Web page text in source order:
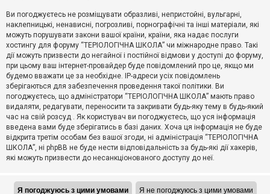
м
и
П
о
ш
у
Д
о
п
о
м
Ви погоджуєтесь не розміщувати образливі, непристойні, вульгарні,
наклепницькі, ненависні, погрозливі, порнографічні та інші матеріали, які
можуть порушувати закони вашої країни, країни, яка надає послуги
хостингу для форуму “ТЕРІОЛОГІЧНА ШКОЛА” чи міжнародне право. Такі
дії можуть призвести до негайної і постійної відмови у доступі до форуму,
при цьому ваш інтернет-провайдер буде повідомлений про це, якщо ми
будемо вважати це за необхідне. IP-адреси усіх повідомлень
зберігаються для забезпечення проведення такої політики. Ви
погоджуєтесь, що адміністратори “ТЕРІОЛОГІЧНА ШКОЛА” мають право
видаляти, редагувати, переносити та закривати будь-яку тему в будь-який
час на свій розсуд . Як користувач ви погоджуєтесь, що уся інформація
введена вами буде зберігатись в базі даних. Хоча ця інформація не буде
відкрита третім особам без вашої згоди, ні адміністрація “ТЕРІОЛОГІЧНА
ШКОЛА”, ні phpBB не буде нести відповідальність за будь-які дії хакерів,
які можуть призвести до несанкціонованого доступу до неї.